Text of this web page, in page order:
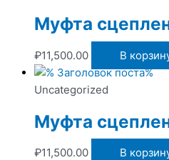
Муфта
₽11,500.00 В
Uncategorized
Муфта
₽11,500.00 В